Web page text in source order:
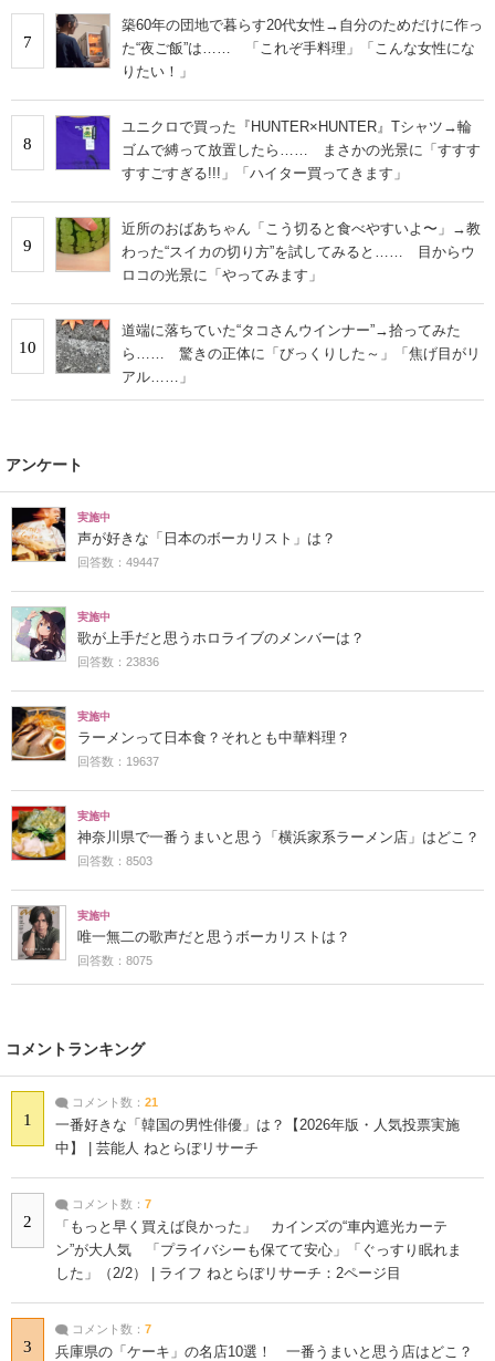
7
築60年の団地で暮らす20代女性→自分のためだけに作っ
た“夜ご飯”は…… 「これぞ手料理」「こんな女性にな
りたい！」
8
ユニクロで買った『HUNTER×HUNTER』Tシャツ→輪
ゴムで縛って放置したら…… まさかの光景に「すすす
すすごすぎる!!!」「ハイター買ってきます」
9
近所のおばあちゃん「こう切ると食べやすいよ〜」→教
わった“スイカの切り方”を試してみると…… 目からウ
ロコの光景に「やってみます」
10
道端に落ちていた“タコさんウインナー”→拾ってみた
ら…… 驚きの正体に「びっくりした～」「焦げ目がリ
アル……」
アンケート
実施中
声が好きな「日本のボーカリスト」は？
回答数：49447
実施中
歌が上手だと思うホロライブのメンバーは？
回答数：23836
実施中
ラーメンって日本食？それとも中華料理？
回答数：19637
実施中
神奈川県で一番うまいと思う「横浜家系ラーメン店」はどこ？
回答数：8503
実施中
唯一無二の歌声だと思うボーカリストは？
回答数：8075
コメントランキング
1
コメント数： 21
一番好きな「韓国の男性俳優」は？【2026年版・人気投票実施
中】 | 芸能人 ねとらぼリサーチ
2
コメント数： 7
「もっと早く買えば良かった」 カインズの“車内遮光カーテ
ン”が大人気 「プライバシーも保てて安心」「ぐっすり眠れま
した」（2/2） | ライフ ねとらぼリサーチ：2ページ目
3
コメント数： 7
兵庫県の「ケーキ」の名店10選！ 一番うまいと思う店はどこ？